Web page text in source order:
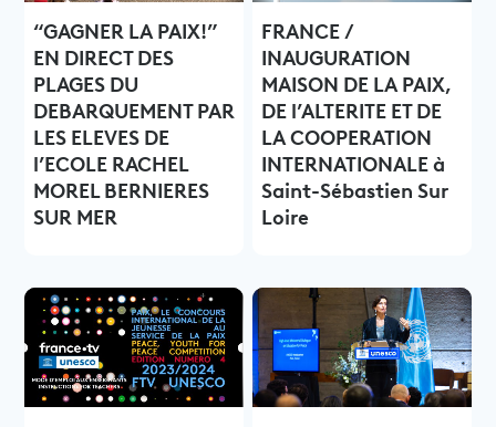
“GAGNER LA PAIX!”
EN DIRECT DES
PLAGES DU
DEBARQUEMENT PAR
LES ELEVES DE
l’ECOLE RACHEL
MOREL BERNIERES
SUR MER
FRANCE /
INAUGURATION
MAISON DE LA PAIX,
DE l’ALTERITE ET DE
LA COOPERATION
INTERNATIONALE à
Saint-Sébastien Sur
Loire